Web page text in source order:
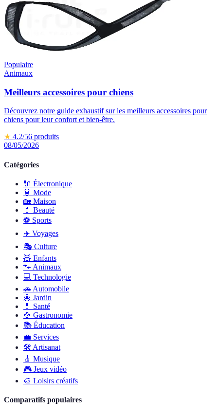
Populaire
Animaux
Meilleurs accessoires pour chiens
Découvrez notre guide exhaustif sur les meilleurs accessoires pour
chiens pour leur confort et bien-être.
★ 4.2/56 produits
08/05/2026
Catégories
🔌 Électronique
👗 Mode
🏡 Maison
💄 Beauté
⚽️ Sports
✈️ Voyages
🎭 Culture
🧸 Enfants
🐾 Animaux
💻 Technologie
🚗 Automobile
🌼 Jardin
💊
Santé
🍲 Gastronomie
📚 Éducation
💼 Services
🛠 Artisanat
🎸 Musique
🎮 Jeux vidéo
🎨 Loisirs créatifs
Comparatifs populaires